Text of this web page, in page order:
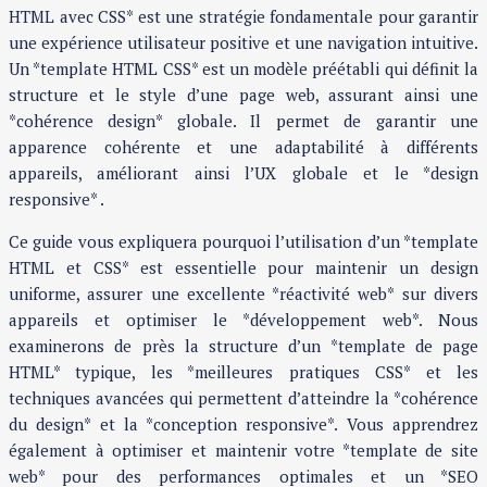
HTML avec CSS* est une stratégie fondamentale pour garantir
une expérience utilisateur positive et une navigation intuitive.
Un *template HTML CSS* est un modèle préétabli qui définit la
structure et le style d’une page web, assurant ainsi une
*cohérence design* globale. Il permet de garantir une
apparence cohérente et une adaptabilité à différents
appareils, améliorant ainsi l’UX globale et le *design
responsive* .
Ce guide vous expliquera pourquoi l’utilisation d’un *template
HTML et CSS* est essentielle pour maintenir un design
uniforme, assurer une excellente *réactivité web* sur divers
appareils et optimiser le *développement web*. Nous
examinerons de près la structure d’un *template de page
HTML* typique, les *meilleures pratiques CSS* et les
techniques avancées qui permettent d’atteindre la *cohérence
du design* et la *conception responsive*. Vous apprendrez
également à optimiser et maintenir votre *template de site
web* pour des performances optimales et un *SEO